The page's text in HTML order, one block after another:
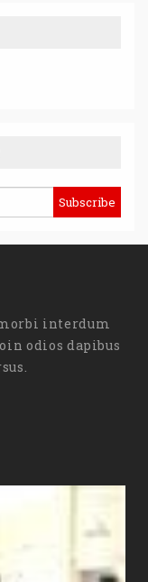
interdum
odios dapibus